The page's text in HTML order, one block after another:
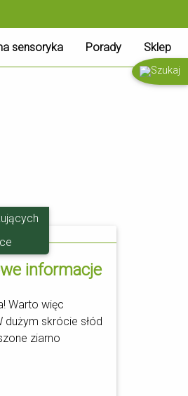
sensoryka Porady Sklep
informacje
Warto więc
skrócie słód
ziarno